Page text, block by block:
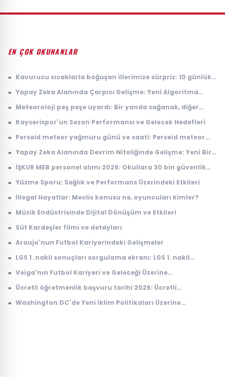
EN ÇOK OKUNANLAR
» Kavurucu sıcaklarla boğuşan illerimize sürpriz: 10 günlük
» Yapay Zeka Alanında Çarpıcı Gelişme: Yeni Algoritma
» Meteoroloji peş peşe uyardı: Bir yanda sağanak, diğer
» Kayserispor'un Sezon Performansı ve Gelecek Hedefleri
» Perseid meteor yağmuru günü ve saati: Perseid meteor
» Yapay Zeka Alanında Devrim Niteliğinde Gelişme: Yeni Bir
» İŞKUR MEB personel alımı 2026: Okullara 30 bin güvenlik
» Yüzme Sporu: Sağlık ve Performans Üzerindeki Etkileri
» İllegal Hayatlar: Meclis konusu ne, oyuncuları kimler?
» Müzik Endüstrisinde Dijital Dönüşüm ve Etkileri
» Süt Kardeşler filmi ve detayları
» Araujo'nun Futbol Kariyerindeki Gelişmeler
» LGS 1. nakil sonuçları sorgulama ekranı: LGS 1. nakil
» Veiga'nın Futbol Kariyeri ve Geleceği Üzerine
» Ücretli öğretmenlik başvuru tarihi 2026: Ücretli
» Washington DC'de Yeni İklim Politikaları Üzerine